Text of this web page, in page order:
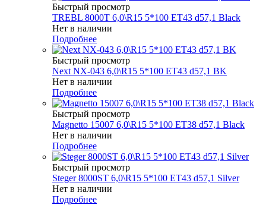
Быстрый просмотр
TREBL 8000T 6,0\R15 5*100 ET43 d57,1 Black
Нет в наличии
Подробнее
Быстрый просмотр
Next NX-043 6,0\R15 5*100 ET43 d57,1 BK
Нет в наличии
Подробнее
Быстрый просмотр
Magnetto 15007 6,0\R15 5*100 ET38 d57,1 Black
Нет в наличии
Подробнее
Быстрый просмотр
Steger 8000ST 6,0\R15 5*100 ET43 d57,1 Silver
Нет в наличии
Подробнее